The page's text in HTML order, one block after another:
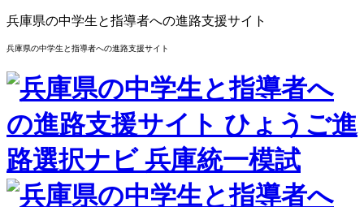
兵庫県の中学生と指導者への進路支援サイト
兵庫県の中学生と指導者への進路支援サイト